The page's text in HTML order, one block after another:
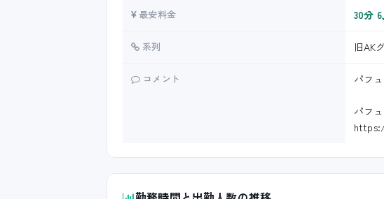
最安料金 30分
系列 旧AK
コメント パフ
パフ